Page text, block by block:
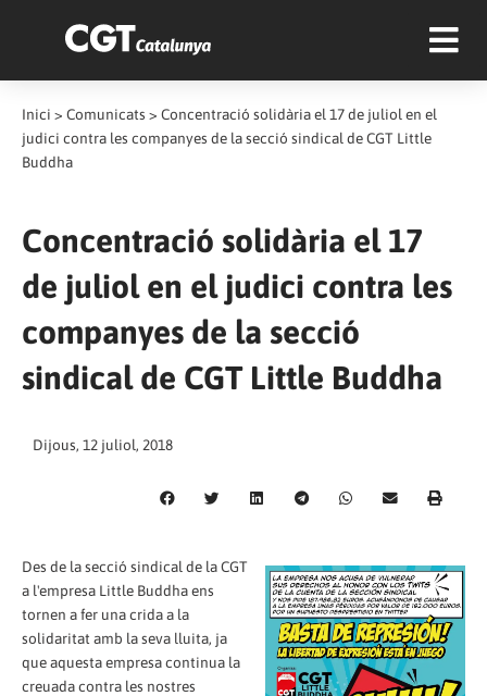
Inici > Comunicats > Concentració solidària el 17 de juliol en el
judici contra les companyes de la secció sindical de CGT Little
Buddha
Concentració solidària el 17
de juliol en el judici contra les
companyes de la secció
sindical de CGT Little Buddha
Dijous, 12 juliol, 2018
Des de la secció sindical de la CGT
a l'empresa Little Buddha ens
tornen a fer una crida a la
solidaritat amb la seva lluita, ja
que aquesta empresa continua la
creuada contra les nostres